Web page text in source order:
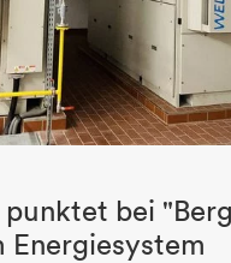
bei
Energiesystem